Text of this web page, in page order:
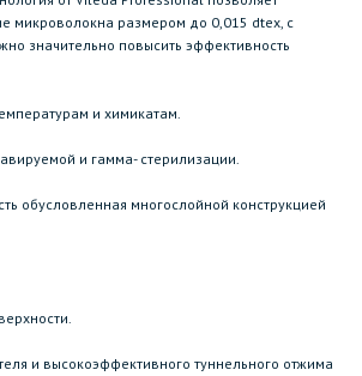
микроволокна размером до 0,015 dtex, с
значительно повысить эффективность
и химикатам.
и гамма- стерилизации.
обусловленная многослойной конструкцией
и высокоэффективного туннельного отжима